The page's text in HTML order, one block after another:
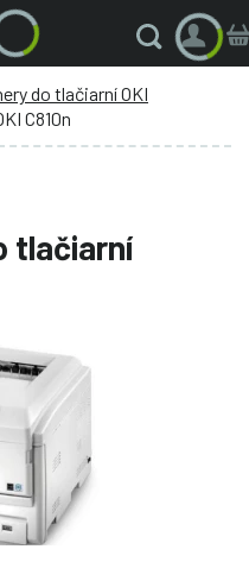
do tlačiarní OKI
C810n
tlačiarní